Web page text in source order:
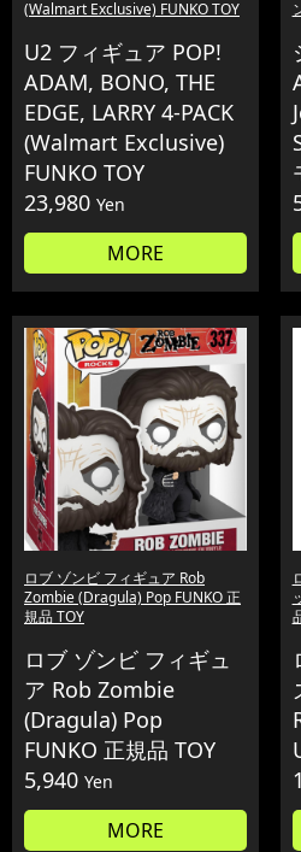
(Walmart Exclusive) FUNKO TOY
U2 フィギュア POP!
ADAM, BONO, THE
EDGE, LARRY 4-PACK
(Walmart Exclusive)
FUNKO TOY
23,980 Yen
MORE
ロブ ゾンビ フィギュア Rob
Zombie (Dragula) Pop FUNKO 正
規品 TOY
ロブ ゾンビ フィギュ
ア Rob Zombie
(Dragula) Pop
FUNKO 正規品 TOY
5,940 Yen
MORE